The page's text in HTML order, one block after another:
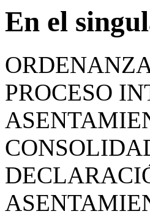
En el
PROCESO